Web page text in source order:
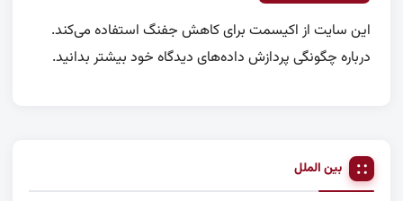
بین الملل
این سایت از اکیسمت برای کاهش جفنگ استفاده می‌کند.
درباره چگونگی پردازش داده‌های دیدگاه خود بیشتر بدانید.